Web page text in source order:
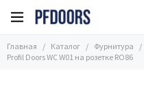
Фурнитура
Все товары
Главная Каталог Фурнитура
Profil Doors WC W01 на розетке RO86